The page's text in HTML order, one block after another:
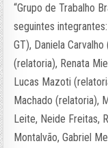
“Grupo de Trabalho
seguintes
GT), Daniela
(relatoria), Renata
Lucas Mazoti
Machado (relatoria),
Leite, Neide Freitas,
Montalvão, Gabriel